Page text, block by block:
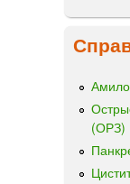
(ОРЗ)